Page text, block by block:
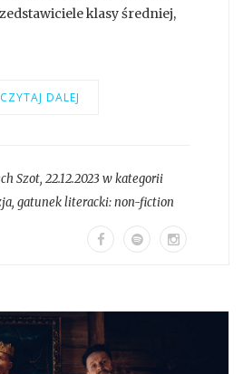
klasy średniej,
CZYTAJ DALEJ
Szot, 22.12.2023 w kategorii
, gatunek literacki:non-fiction